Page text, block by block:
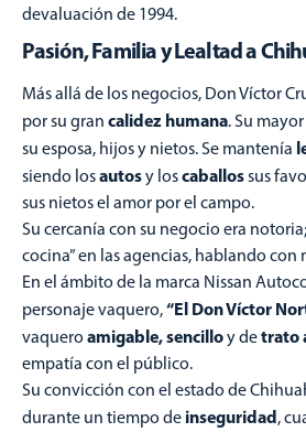
devaluación de 1994.
Pasión, Familia y Lealtad a
Más allá de los negocios, Don Víctor
por su gran calidez humana. Su
su esposa, hijos y nietos. Se mantenía
siendo losautosy loscaballossus
sus nietos el amor por el campo.
Su cercanía con su negocio era
cocina” en las agencias, hablando con
En el ámbito de la marca Nissan
personaje vaquero,“El Don Víctor
vaquero amigable, sencilloy detrato
empatía con el público.
Su convicción con el estado de
durante un tiempo de inseguridad,